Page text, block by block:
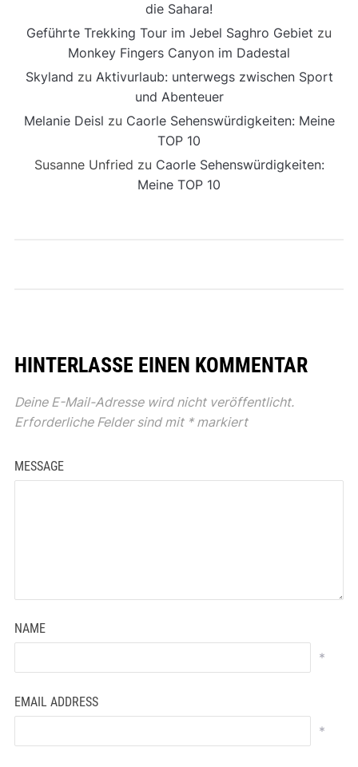
die Sahara!
Geführte Trekking Tour im Jebel Saghro Gebiet zu
Monkey Fingers Canyon im Dadestal
Skyland zu Aktivurlaub: unterwegs zwischen Sport
und Abenteuer
Melanie Deisl zu Caorle Sehenswürdigkeiten: Meine
TOP 10
Susanne Unfried zu Caorle Sehenswürdigkeiten:
Meine TOP 10
HINTERLASSE EINEN KOMMENTAR
Deine E-Mail-Adresse wird nicht veröffentlicht.
Erforderliche Felder sind mit *markiert
MESSAGE
NAME
*
EMAIL ADDRESS
*